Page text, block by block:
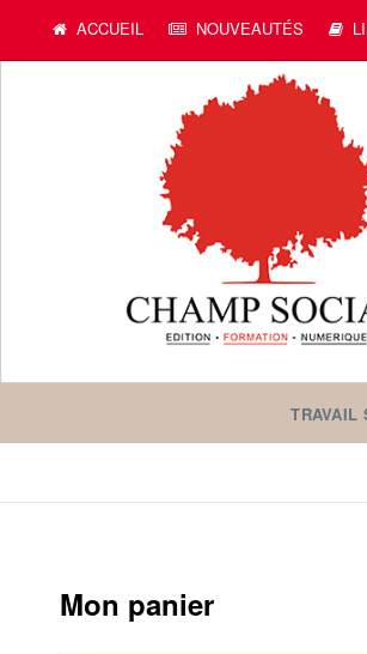
ACCUEIL NOUVEAUTÉS
TRAVAIL
Mon panier